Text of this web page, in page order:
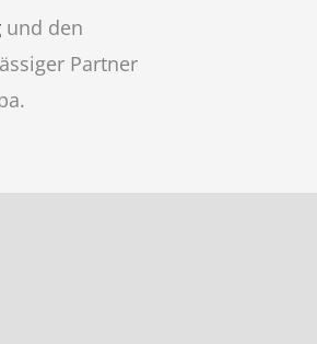
und den
Partner